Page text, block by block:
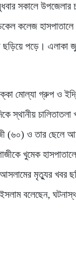
সকালে উপজেলার
হাসপাতালে
ছড়িয়ে পড়ে।
মোল্যা গ্রুপ ও
চালিতাতলা
(৬০) ও তার
খুমেক হাসপাতালে
মৃত্যুর খবর
বলেছেন,